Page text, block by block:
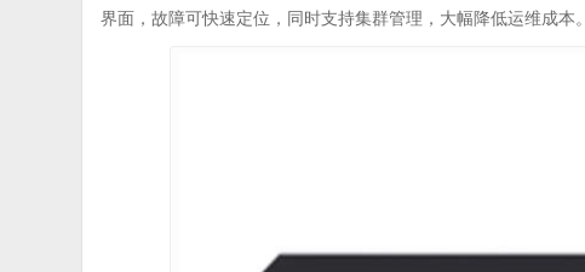
界面，故障可快速定位，同时支持集群管理，大幅降低运维成本。